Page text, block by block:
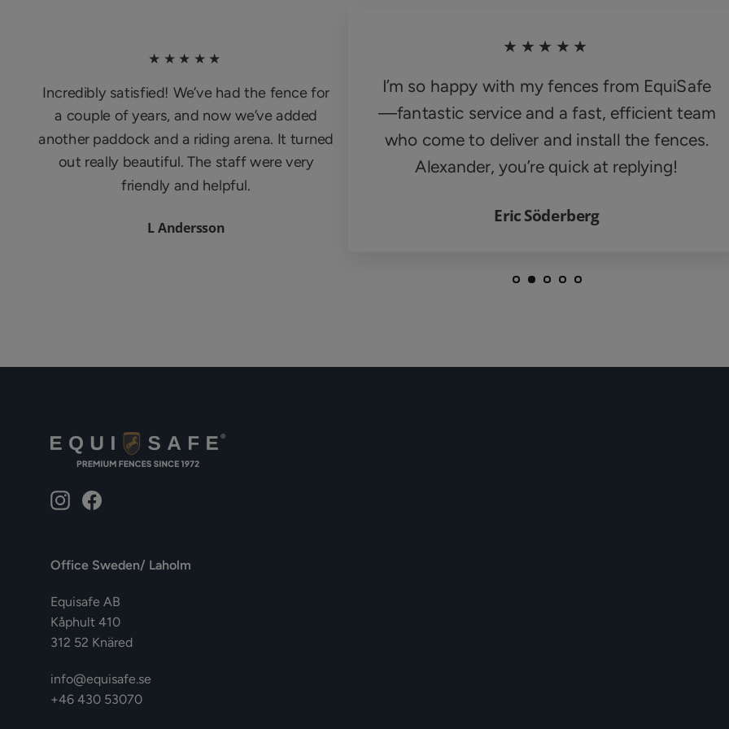
★★★★★
Incredibly satisfied! We’ve had the fence for
a couple of years, and now we’ve added
another paddock and a riding arena. It turned
out really beautiful. The staff were very
friendly and helpful.
L Andersson
★★★★★
I’m so happy with my fences from EquiSafe
—fantastic service and a fast, efficient team
who come to deliver and install the fences.
Alexander, you’re quick at replying!
Eric Söderberg
InstagramFacebook
Office Sweden/ Laholm
Equisafe AB
Kåphult 410
312 52 Knäred
info@equisafe.se
+46 430 53070